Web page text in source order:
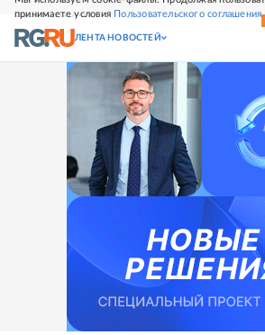
принимаете условия Пользовательского соглашения
СВЕЖИЙ НОМЕР
ЛЕНТА НОВОСТЕЙ